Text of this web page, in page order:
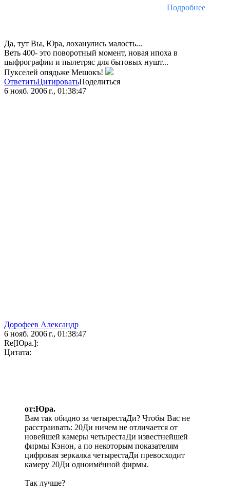
Подробнее
Да, тут Вы, Юра, лоханулись малость...
Веть 400- это поворотный момент, новая ипоха в
цыфрографии и пылетряс для бытовых нушт...
Пукселей опядьже Мешокъ!
ОтветитьЦитироватьПоделиться
6 нояб. 2006 г., 01:38:47
Дорофеев Александр
6 нояб. 2006 г., 01:38:47
Re[Юра.]:
Цитата:
от:Юра.
Вам так обидно за четырестаДи? Чтобы Вас не
расстраивать: 20Ди ничем не отличается от
новейшей камеры четырестаДи известнейшей
фирмы Кэнон, а по некоторым показателям
цифровая зеркалка четырестаДи превосходит
камеру 20Ди одноимённой фирмы.
Так лучше?